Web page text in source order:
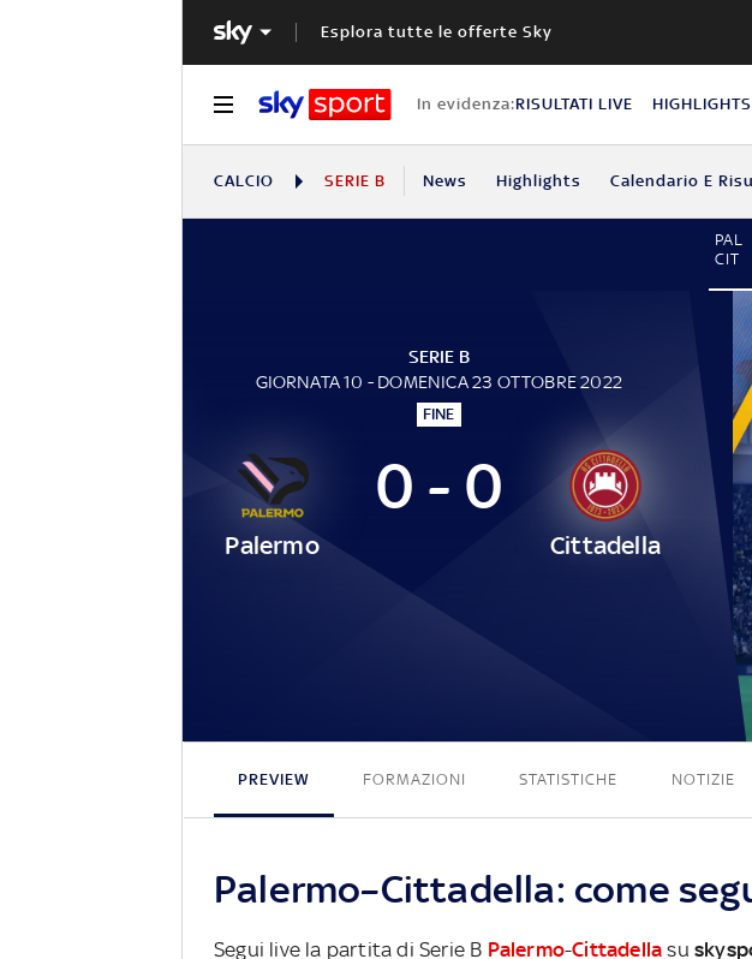
Esplora tutte le offerte Sky
In evidenza:RISULTATI LIVE HIGHLIGHTS
CALCIO SERIE B News Highlights Calendario E
PAL
CIT
SERIE B
GIORNATA 10 - DOMENICA 23 OTTOBRE 2022
FINE
Palermo
0 - 0
Cittadella
PREVIEW FORMAZIONI STATISTICHE NOTIZIE
Palermo–Cittadella: come
Segui live la partita di Serie B Palermo-Cittadella su